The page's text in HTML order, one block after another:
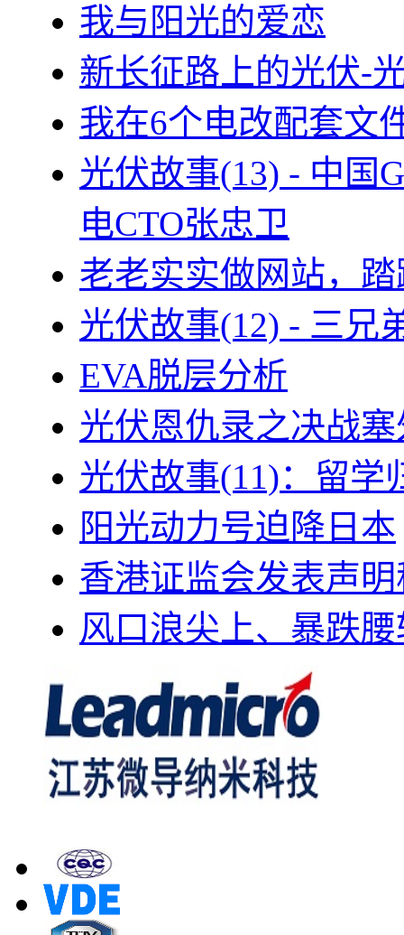
我与阳光的爱恋
新长征路上的光伏-
我在6个电改配套文
光伏故事(13) - 中国
电CTO张忠卫
老老实实做网站，
光伏故事(12) - 三兄
EVA脱层分析
光伏恩仇录之决战
光伏故事(11)：留学
阳光动力号迫降日本
香港证监会发表声
风口浪尖上、暴跌